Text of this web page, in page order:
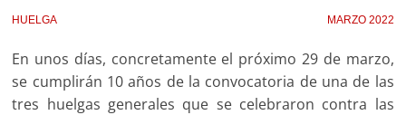
HUELGA MARZO 2022
En unos días, concretamente el próximo 29 de marzo,
se cumplirán 10 años de la convocatoria de una de las
tres huelgas generales que se celebraron contra las